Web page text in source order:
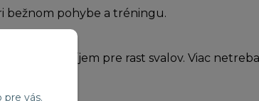
vás.
bežnom pohybe a tréningu.
kalorický príjem pre rast svalov. Viac